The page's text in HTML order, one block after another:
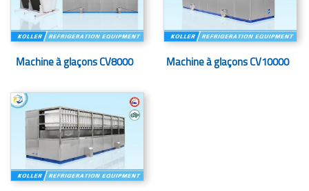
Machine à glaçons CV8000 Machine à glaçons CV10000